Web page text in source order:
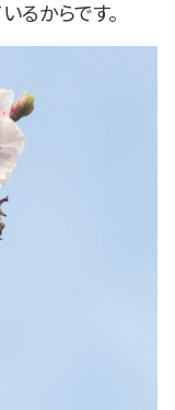
るからです。